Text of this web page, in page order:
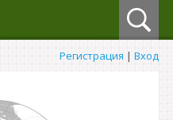
Регистрация | Вход